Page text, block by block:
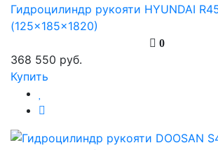
Гидроцилиндр рукояти HYUNDAI
(125x185x1820)
0
368 550 руб.
Купить